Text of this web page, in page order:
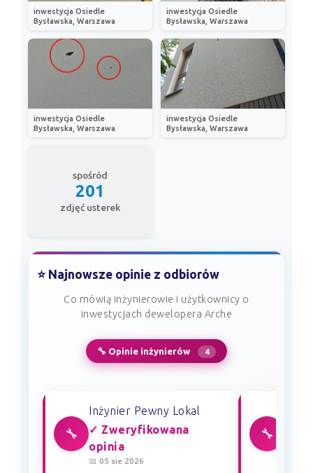
inwestycja Osiedle
Bysławska, Warszawa
inwestycja Osiedle
Bysławska, Warszawa
inwestycja Osiedle
Bysławska, Warszawa
inwestycja Osiedle
Bysławska, Warszawa
spośród
201
zdjęć usterek
⭐ Najnowsze opinie z odbiorów
Co mówią inżynierowie i użytkownicy o
inwestycjach dewelopera Arche
🔧 Opinie inżynierów 4
🔧
Inżynier Pewny Lokal
✓ Zweryfikowana
opinia
📅 05 sie 2026
🔧